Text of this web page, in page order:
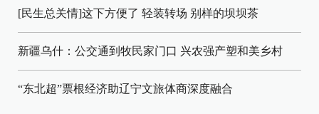
[民生总关情]这下方便了 轻装转场 别样的坝坝茶
新疆乌什：公交通到牧民家门口 兴农强产塑和美乡村
“东北超”票根经济助辽宁文旅体商深度融合